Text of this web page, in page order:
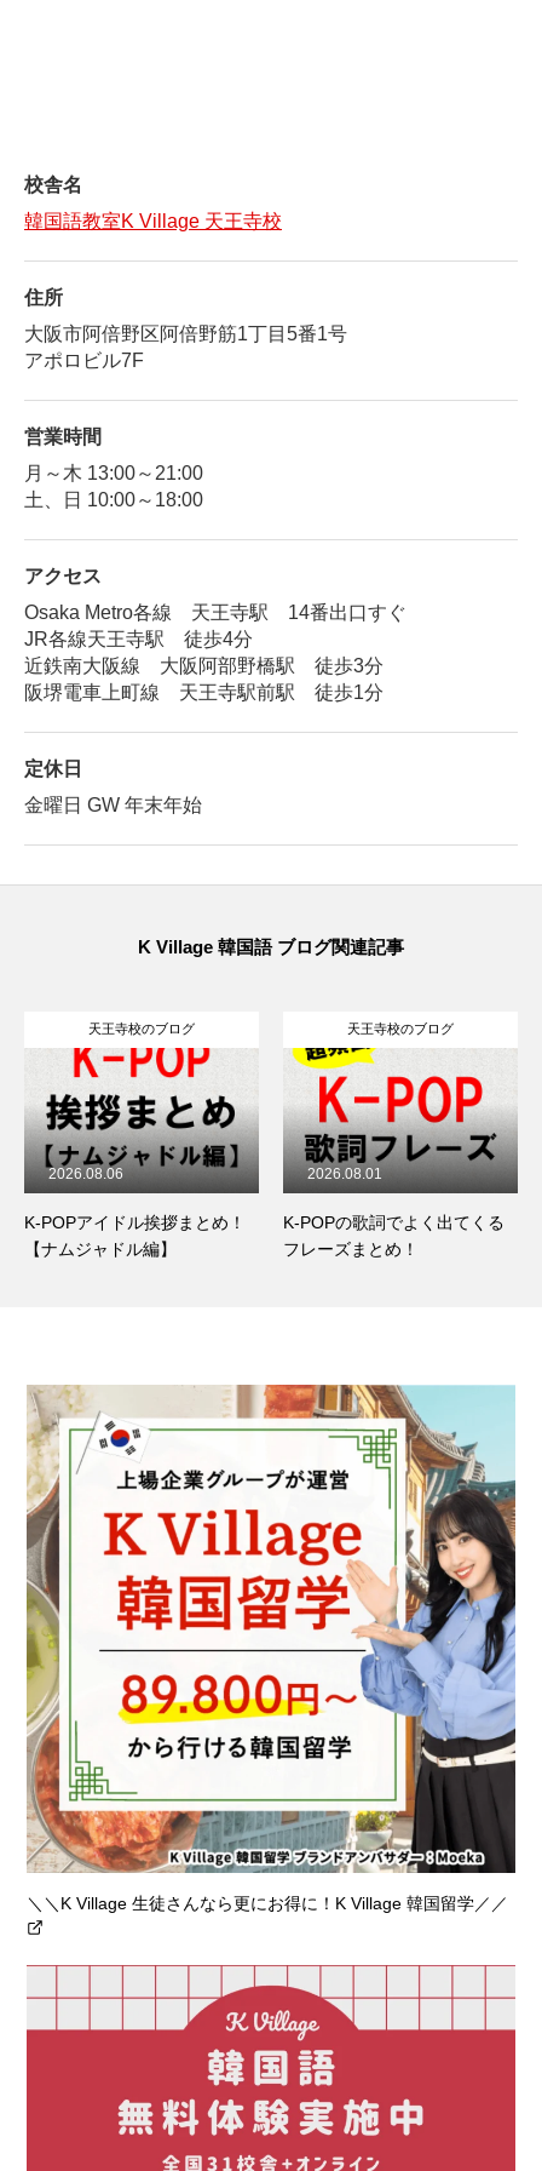
校舎名
韓国語教室K Village 天王寺校
住所
大阪市阿倍野区阿倍野筋1丁目5番1号
アポロビル7F
営業時間
月～木 13:00～21:00
土、日 10:00～18:00
アクセス
Osaka Metro各線 天王寺駅 14番出口すぐ
JR各線天王寺駅 徒歩4分
近鉄南大阪線 大阪阿部野橋駅 徒歩3分
阪堺電車上町線 天王寺駅前駅 徒歩1分
定休日
金曜日 GW 年末年始
K Village 韓国語 ブログ関連記事
挨拶まとめ！
編】
K-POPの歌詞でよく出てくる
フレーズまとめ！
超よく使う韓
＼＼K Village 生徒さんなら更にお得に！K Village 韓国留学／／